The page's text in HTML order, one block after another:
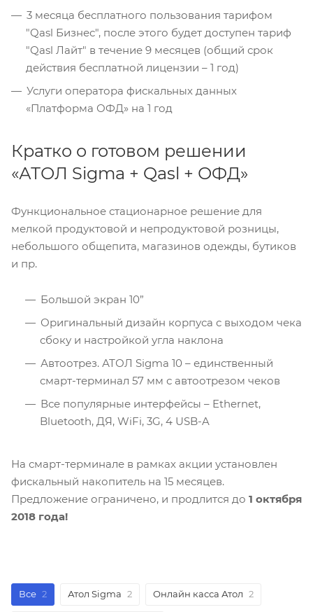
3 месяца бесплатного пользования тарифом
"Qasl Бизнес", после этого будет доступен тариф
"Qasl Лайт" в течение 9 месяцев (общий срок
действия бесплатной лицензии – 1 год)
Услуги оператора фискальных данных
«Платформа ОФД» на 1 год
Кратко о готовом решении
«АТОЛ Sigma + Qasl + ОФД»
Функциональное стационарное решение для
мелкой продуктовой и непродуктовой розницы,
небольшого общепита, магазинов одежды, бутиков
и пр.
Большой экран 10”
Оригинальный дизайн корпуса с выходом чека
сбоку и настройкой угла наклона
Автоотрез. АТОЛ Sigma 10 – единственный
смарт-терминал 57 мм с автоотрезом чеков
Все популярные интерфейсы – Ethernet,
Bluetooth, ДЯ, WiFi, 3G, 4 USB-A
На смарт-терминале в рамках акции установлен
фискальный накопитель на 15 месяцев.
Предложение ограничено, и продлится до 1 октября
2018 года!
Все 2 Атол Sigma 2 Онлайн касса Атол 2